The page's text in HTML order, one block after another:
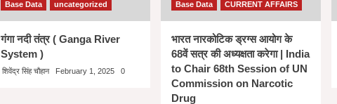
Base Data uncategorized
गंगा नदी तंत्र ( Ganga River
System )
शिवेंद्र सिंह चौहान February 1, 2025 0
Base Data CURRENT AFFAIRS
भारत नारकोटिक ड्रग्स आयोग के
68वें सत्र की अध्यक्षता करेगा | India
to Chair 68th Session of UN
Commission on Narcotic
Drug